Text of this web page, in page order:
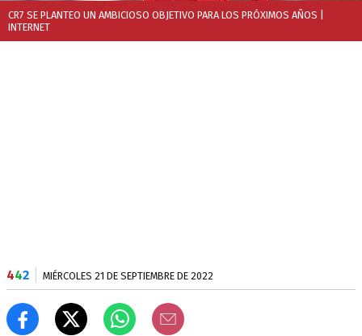
CR7 SE PLANTEO UN AMBICIOSO OBJETIVO PARA LOS PRÓXIMOS AÑOS
INTERNET
442 MIÉRCOLES 21 DE SEPTIEMBRE DE 2022